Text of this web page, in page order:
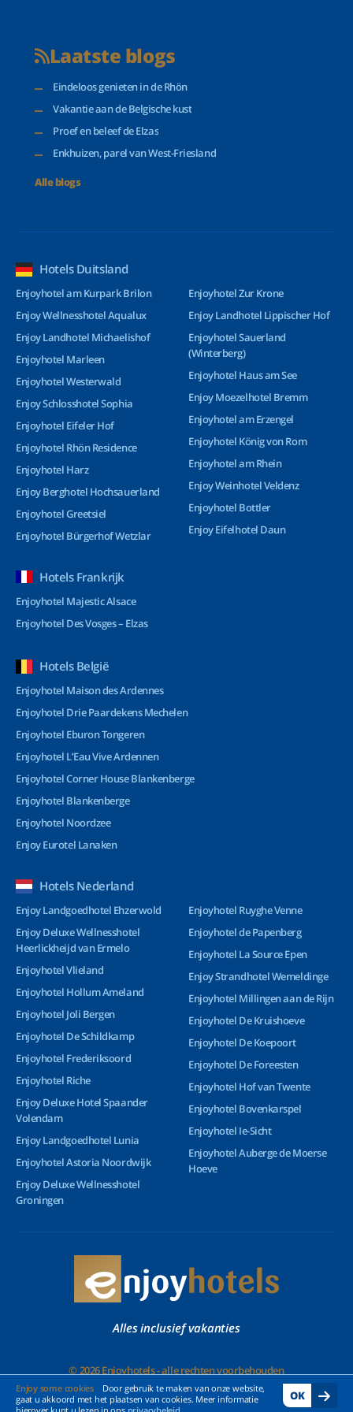
Enjoy some cookies
Door gebruik te maken van onze website,
gaat u akkoord met het plaatsen van cookies. Meer informatie
OK
Laatste blogs
Eindeloos genieten in de Rhön
Vakantie aan de Belgische kust
Proef en beleef de Elzas
Enkhuizen, parel van West-Friesland
Alle blogs
Hotels Duitsland
Enjoyhotel am Kurpark Brilon
Enjoy Wellnesshotel Aqualux
Enjoy Landhotel Michaelishof
Enjoyhotel Marleen
Enjoyhotel Westerwald
Enjoy Schlosshotel Sophia
Enjoyhotel Eifeler Hof
Enjoyhotel Rhön Residence
Enjoyhotel Harz
Enjoy Berghotel Hochsauerland
Enjoyhotel Greetsiel
Enjoyhotel Bürgerhof Wetzlar
Enjoyhotel Zur Krone
Enjoy Landhotel Lippischer Hof
Enjoyhotel Sauerland
(Winterberg)
Enjoyhotel Haus am See
Enjoy Moezelhotel Bremm
Enjoyhotel am Erzengel
Enjoyhotel König von Rom
Enjoyhotel am Rhein
Enjoy Weinhotel Veldenz
Enjoyhotel Bottler
Enjoy Eifelhotel Daun
Hotels Frankrijk
Enjoyhotel Majestic Alsace
Enjoyhotel Des Vosges – Elzas
Hotels België
Enjoyhotel Maison des Ardennes
Enjoyhotel Drie Paardekens Mechelen
Enjoyhotel Eburon Tongeren
Enjoyhotel L’Eau Vive Ardennen
Enjoyhotel Corner House Blankenberge
Enjoyhotel Blankenberge
Enjoyhotel Noordzee
Enjoy Eurotel Lanaken
Hotels Nederland
Enjoy Landgoedhotel Ehzerwold
Enjoy Deluxe Wellnesshotel
Heerlickheijd van Ermelo
Enjoyhotel Vlieland
Enjoyhotel Hollum Ameland
Enjoyhotel Joli Bergen
Enjoyhotel De Schildkamp
Enjoyhotel Frederiksoord
Enjoyhotel Riche
Enjoy Deluxe Hotel Spaander
Volendam
Enjoy Landgoedhotel Lunia
Enjoyhotel Astoria Noordwijk
Enjoy Deluxe Wellnesshotel
Groningen
Enjoyhotel Ruyghe Venne
Enjoyhotel de Papenberg
Enjoyhotel La Source Epen
Enjoy Strandhotel Wemeldinge
Enjoyhotel Millingen aan de Rijn
Enjoyhotel De Kruishoeve
Enjoyhotel De Koepoort
Enjoyhotel De Foreesten
Enjoyhotel Hof van Twente
Enjoyhotel Bovenkarspel
Enjoyhotel Ie-Sicht
Enjoyhotel Auberge de Moerse
Hoeve
Alles inclusief vakanties
© 2026 Enjoyhotels - alle rechten voorbehouden